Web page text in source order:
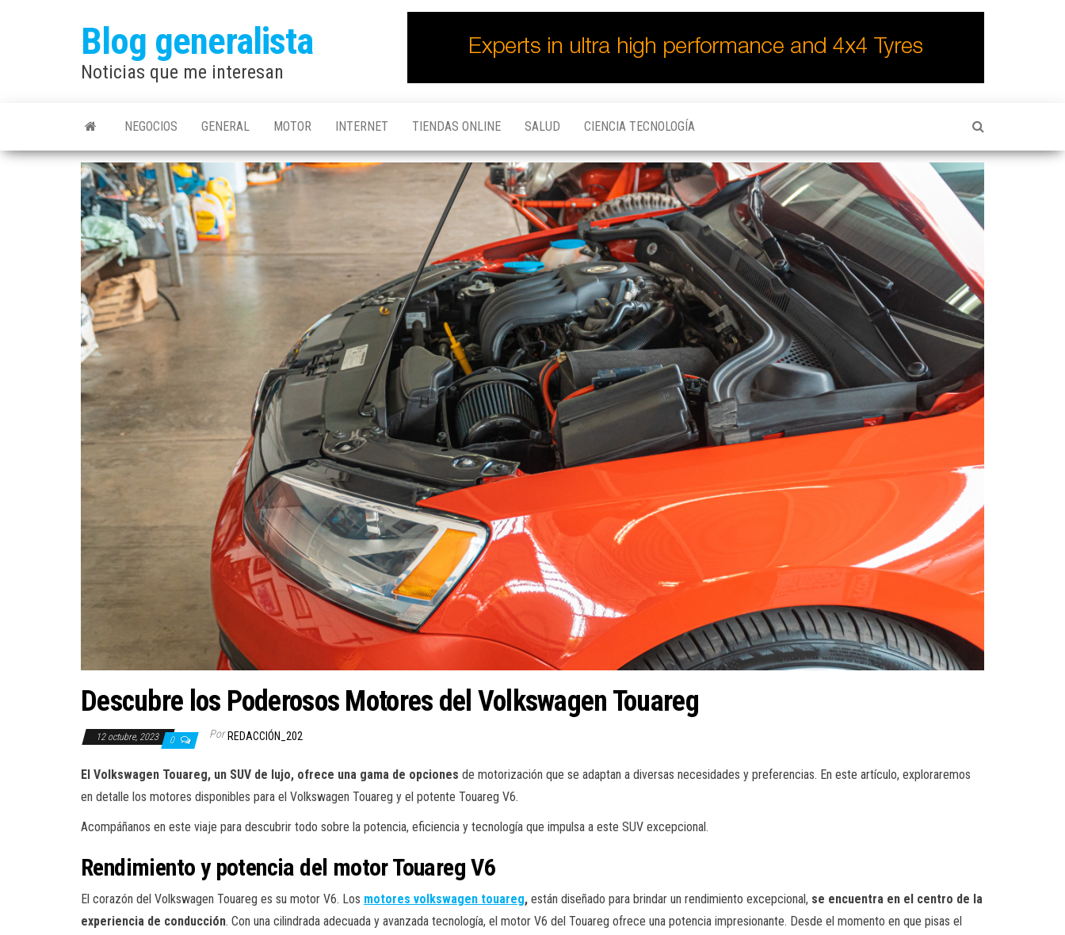
Blog generalista
Noticias que me interesan
NEGOCIOS GENERAL MOTOR INTERNET TIENDAS ONLINE SALUD CIENCIA TECNOLOGÍA
Descubre los Poderosos Motores del Volkswagen Touareg
12 octubre, 2023 0 Por REDACCIÓN_202
El Volkswagen Touareg, un SUV de lujo, ofrece una gama de opciones de motorización que se adaptan a diversas necesidades y preferencias. En este artículo, exploraremos
en detalle los motores disponibles para el Volkswagen Touareg y el potente Touareg V6.
Acompáñanos en este viaje para descubrir todo sobre la potencia, eficiencia y tecnología que impulsa a este SUV excepcional.
Rendimiento y potencia del motor Touareg V6
El corazón del Volkswagen Touareg es su motor V6. Los motores volkswagen touareg, están diseñado para brindar un rendimiento excepcional, se encuentra en el centro de la
experiencia de conducción. Con una cilindrada adecuada y avanzada tecnología, el motor V6 del Touareg ofrece una potencia impresionante. Desde el momento en que pisas el